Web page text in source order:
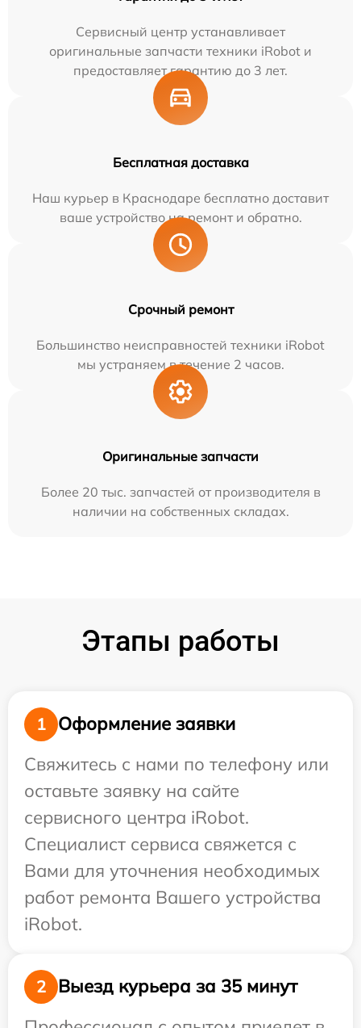
Сервисный центр устанавливает
оригинальные запчасти техники iRobot и
предоставляет гарантию до 3 лет.
Бесплатная доставка
Наш курьер в Краснодаре бесплатно доставит
ваше устройство на ремонт и обратно.
Срочный ремонт
Большинство неисправностей техники iRobot
мы устраняем в течение 2 часов.
Оригинальные запчасти
Более 20 тыс. запчастей от производителя в
наличии на собственных складах.
Этапы работы
1
Оформление заявки
Свяжитесь с нами по телефону или
оставьте заявку на сайте
сервисного центра iRobot.
Специалист сервиса свяжется с
Вами для уточнения необходимых
работ ремонта Вашего устройства
iRobot.
2
Выезд курьера за 35 минут